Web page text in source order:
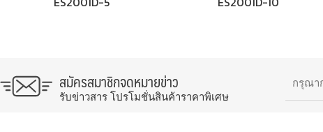
สมัครสมาชิกจดหมายข่าว
รับข่าวสาร โปรโมชั่นสินค้าราคาพิเศษ